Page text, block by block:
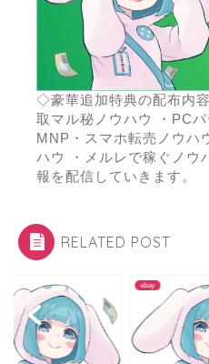
◇豪華追加特典の配布内
取マル秘ノウハウ ・PC
MNP・スマホ転売ノウハ
ハウ ・メルレで稼ぐノウ
報を配信していきます。
RELATED POST
ebay